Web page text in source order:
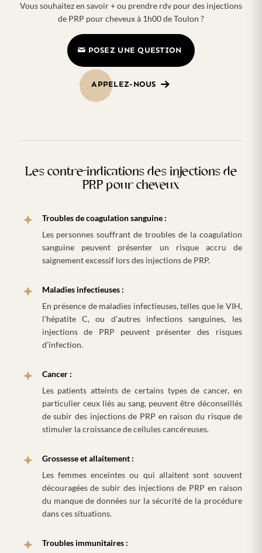
Vous souhaitez en savoir + ou prendre rdv pour des injections
de PRP pour cheveux à 1h00 de Toulon ?
POSEZ UNE QUESTION
APPELEZ-NOUS
Les contre-indications des injections de
PRP pour cheveux
Troubles de coagulation sanguine :
Les personnes souffrant de troubles de la coagulation
sanguine peuvent présenter un risque accru de
saignement excessif lors des injections de PRP.
Maladies infectieuses :
En présence de maladies infectieuses, telles que le VIH,
l’hépatite C, ou d’autres infections sanguines, les
injections de PRP peuvent présenter des risques
d’infection.
Cancer :
Les patients atteints de certains types de cancer, en
particulier ceux liés au sang, peuvent être déconseillés
de subir des injections de PRP en raison du risque de
stimuler la croissance de cellules cancéreuses.
Grossesse et allaitement :
Les femmes enceintes ou qui allaitent sont souvent
découragées de subir des injections de PRP en raison
du manque de données sur la sécurité de la procédure
dans ces situations.
Troubles immunitaires :